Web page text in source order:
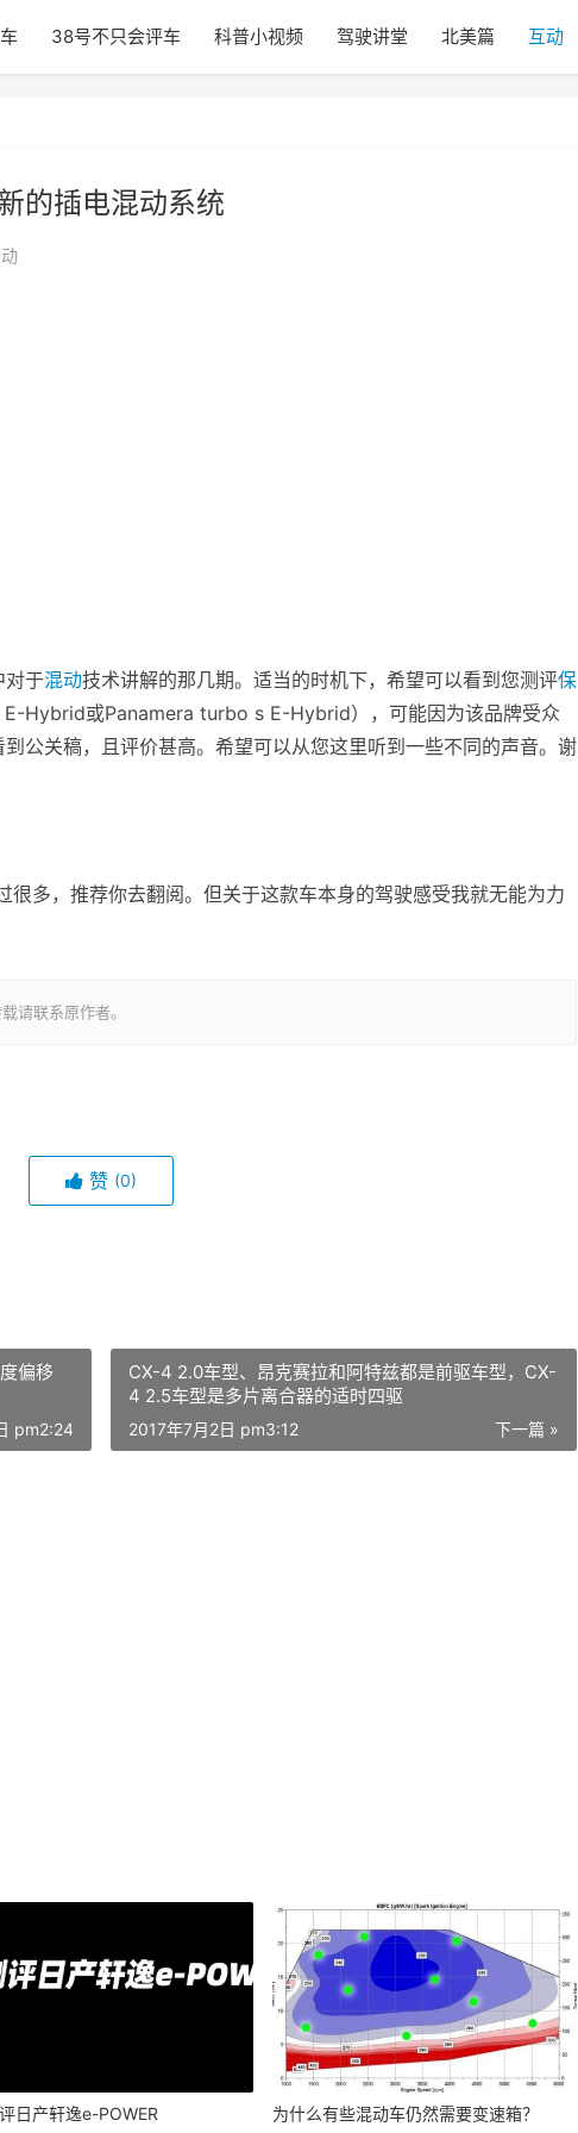
38号不只会评车 科普小视频 驾驶讲堂 北美篇 互动
的插电混动系统
对于混动技术讲解的那几期。适当的时机下，希望可以看到您测评保
Hybrid或Panamera turbo s E-Hybrid），可能因为该品牌受众
公关稿，且评价甚高。希望可以从您这里听到一些不同的声音。谢
很多，推荐你去翻阅。但关于这款车本身的驾驶感受我就无能为力
请联系原作者。
赞 (0)
偏移
pm2:24
CX-4 2.0车型、昂克赛拉和阿特兹都是前驱车型，CX-
4 2.5车型是多片离合器的适时四驱
下一篇 »
2017年7月2日 pm3:12
日产轩逸e-POWER 为什么有些混动车仍然需要变速箱？